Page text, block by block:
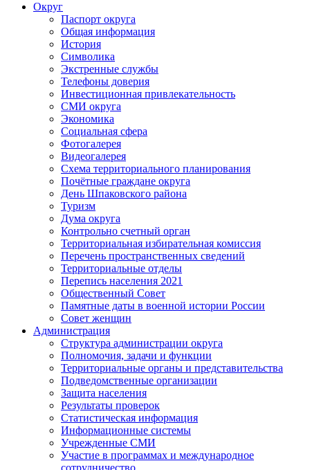
Округ
Паспорт округа
Общая информация
История
Символика
Экстренные службы
Телефоны доверия
Инвестиционная привлекательность
СМИ округа
Экономика
Социальная сфера
Фотогалерея
Видеогалерея
Схема территориального планирования
Почётные граждане округа
День Шпаковского района
Туризм
Дума округа
Контрольно счетный орган
Территориальная избирательная комиссия
Перечень пространственных сведений
Территориальные отделы
Перепись населения 2021
Общественный Совет
Памятные даты в военной истории России
Совет женщин
Администрация
Структура администрации округа
Полномочия, задачи и функции
Территориальные органы и представительства
Подведомственные организации
Защита населения
Результаты проверок
Статистическая информация
Информационные системы
Учрежденные СМИ
Участие в программах и международное